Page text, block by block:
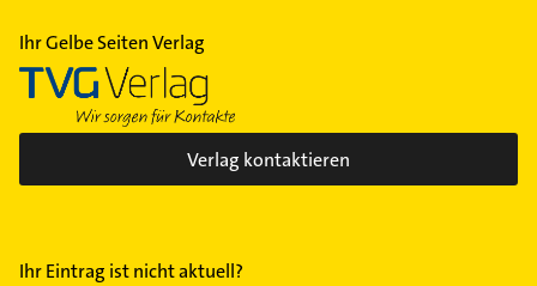
Ihr Gelbe Seiten Verlag
Verlag kontaktieren
Ihr Eintrag ist nicht aktuell?